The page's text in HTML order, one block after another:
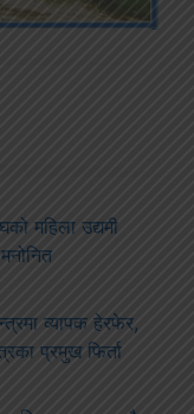
महिला उद्यमी
व्यापक हेरफेर,
प्रमुख फिर्ता